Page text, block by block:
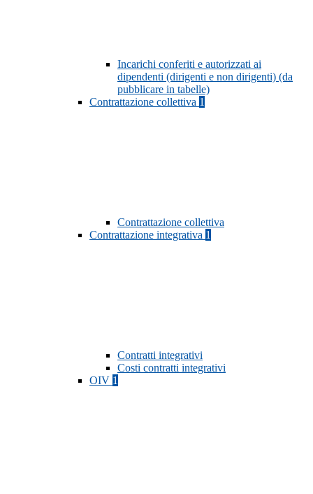
Incarichi conferiti e autorizzati ai
dipendenti (dirigenti e non dirigenti) (da
pubblicare in tabelle)
Contrattazione collettiva 1
Contrattazione collettiva
Contrattazione integrativa 1
Contratti integrativi
Costi contratti integrativi
OIV 1